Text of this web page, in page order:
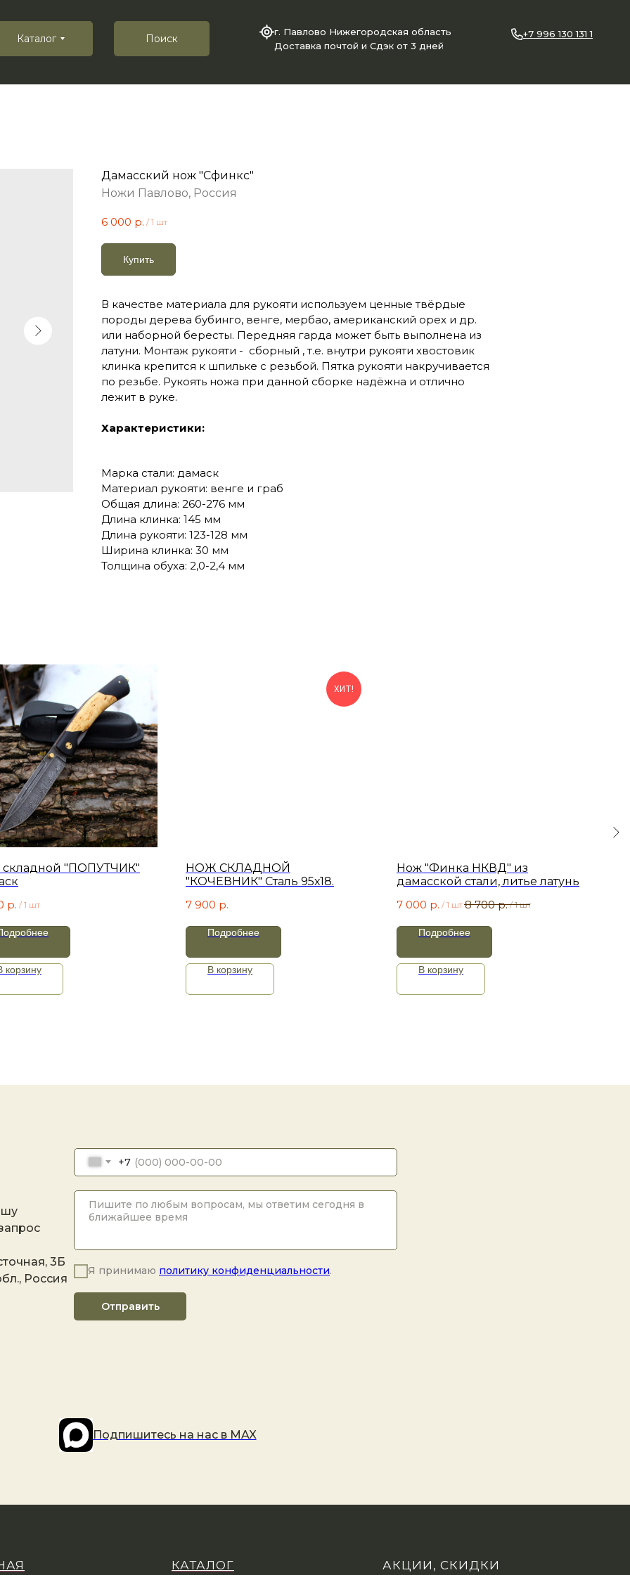
г. Павлово Нижегородская область
Доставка почтой и Сдэк от 3 дней
Поиск
Каталог +7 996 130 131 1
Дамасский нож "Сфинкс"
Ножи Павлово, Россия
6 000 р. / 1 шт
Купить
В качестве материала для рукояти используем ценные твёрдые
породы дерева бубинго, венге, мербао, американский орех и др.
или наборной бересты. Передняя гарда может быть выполнена из
латуни. Монтаж рукояти - сборный , т.е. внутри рукояти хвостовик
клинка крепится к шпильке с резьбой. Пятка рукояти накручивается
по резьбе. Рукоять ножа при данной сборке надёжна и отлично
лежит в руке.
Характеристики:
Марка стали: дамаск
Материал рукояти: венге и граб
Общая длина: 260-276 мм
Длина клинка: 145 мм
Длина рукояти: 123-128 мм
Ширина клинка: 30 мм
Толщина обуха: 2,0-2,4 мм
складной "ПОПУТЧИК"
р. / 1 шт
корзину
ХИТ!
НОЖ СКЛАДНОЙ
"КОЧЕВНИК" Сталь 95х18.
7 900 р.
Подробнее
В корзину
Нож "Финка НКВД" из
дамасской стали, литье латунь
7 000 р. / 1 шт 8 700 р. / 1 шт
Подробнее
В корзину
3Б
Россия
+7
Я принимаю политику конфиденциальности.
Отправить
Подпишитесь на наc в MAX
КАТАЛОГ АКЦИИ, СКИДКИ